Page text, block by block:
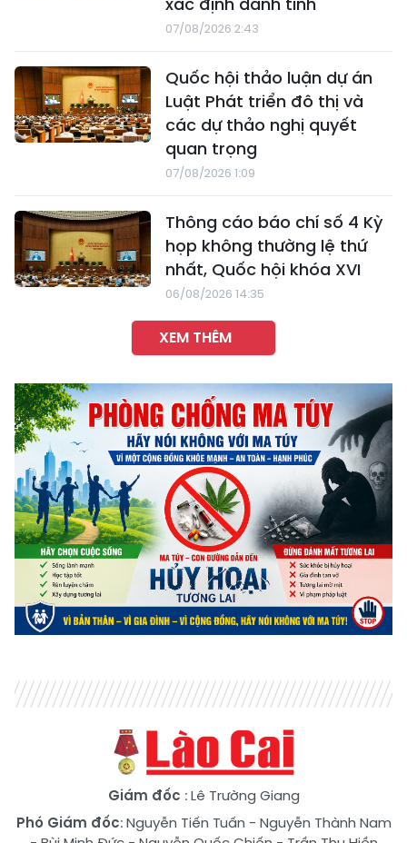
07/08/2026 2:43
Quốc hội thảo luận dự án
Luật Phát triển đô thị và
các dự thảo nghị quyết
quan trọng
07/08/2026 1:09
Thông cáo báo chí số 4 Kỳ
họp không thường lệ thứ
nhất, Quốc hội khóa XVI
06/08/2026 14:35
XEM THÊM
Giám đốc : Lê Trường Giang
Phó Giám đốc:Nguyễn Tiến Tuấn - Nguyễn Thành Nam